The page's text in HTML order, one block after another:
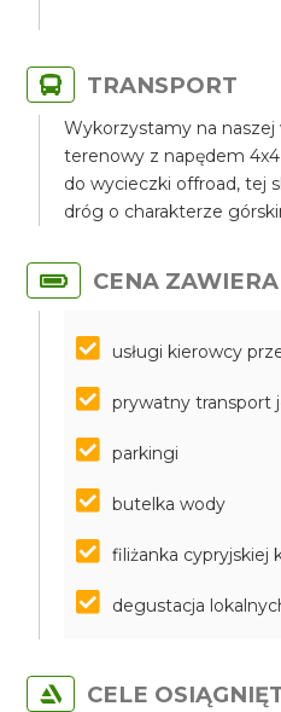
TRANSPORT
Wykorzystamy na
terenowy z napędem
do wycieczki offroad, tej
dróg o charakterze
CENA ZAWIERA
usługi kierowcy
prywatny transport
parkingi
butelka wody
filiżanka cypryjskiej
degustacja
CELE